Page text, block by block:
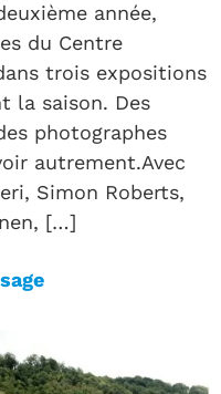
année,
du Centre
trois expositions
la saison. Des
photographes
autrement.Avec
Simon Roberts,
[…]